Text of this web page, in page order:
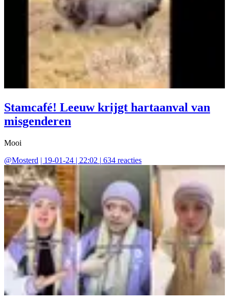
Stamcafé! Leeuw krijgt hartaanval van
misgenderen
Mooi
@Mosterd | 19-01-24 | 22:02 | 634 reacties